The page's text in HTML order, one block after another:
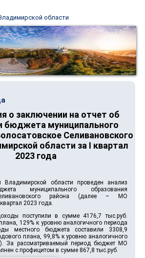
области
о заключении на отчет об
бюджета муниципального
Селивановского
области за I квартал
2023 года
Владимирской области проведен анализ
муниципального образования
района (далее – МО
2023 года.
поступили в сумме 4176,7 тыс.руб.
129% к уровню аналогичного периода
местного бюджета составили 3308,9
плана, 99,8% к уровню аналогичного
За рассматриваемый период бюджет МО
с профицитом в сумме 867,8 тыс.руб.